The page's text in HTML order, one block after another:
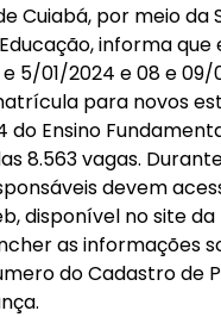
Cuiabá, por meio da
informa
5/01/2024 e 08 e 09/
para novos
do Ensino
8.563 vagas.
devem
disponível no site
as informações
do Cadastro de